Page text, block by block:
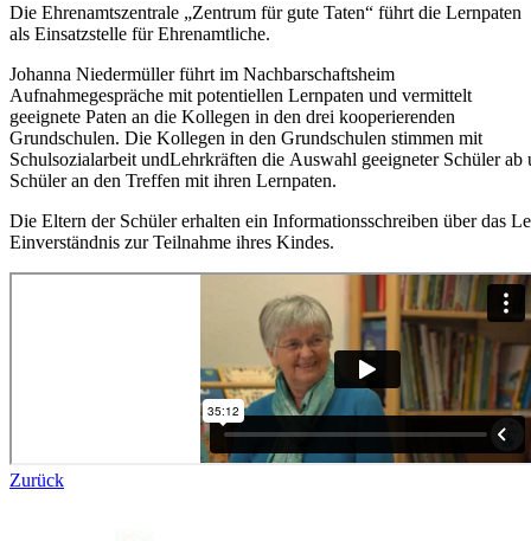
Die Ehrenamtszentrale „Zentrum für gute Taten“ führt die Lernpaten
als Einsatzstelle für Ehrenamtliche.
Johanna Niedermüller führt im Nachbarschaftsheim
Aufnahmegespräche mit potentiellen Lernpaten und vermittelt
geeignete Paten an die Kollegen in den drei kooperierenden
Grundschulen. Die Kollegen in den Grundschulen stimmen mit
Schulsozialarbeit undLehrkräften die Auswahl geeigneter Schüler
Schüler an den Treffen mit ihren Lernpaten.
Die Eltern der Schüler erhalten ein Informationsschreiben über das
Einverständnis zur Teilnahme ihres Kindes.
Zurück